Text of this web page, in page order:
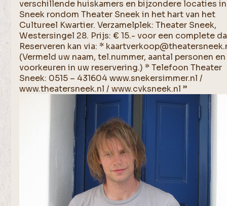
verschillende huiskamers en bijzondere locaties in
Sneek rondom Theater Sneek in het hart van het
Cultureel Kwartier. Verzamelplek: Theater Sneek,
Westersingel 28. Prijs: € 15.- voor een complete
Reserveren kan via: *
(Vermeld uw naam, tel.nummer, aantal personen
voorkeuren in uw reservering.) * Telefoon Theater
Sneek: 0515 – 431604 www.snekersimmer.nl /
www.theatersneek.nl / www.cvksneek.nl ”